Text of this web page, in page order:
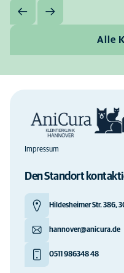
Alle
Impressum
Den Standort
Hildesheimer Str. 386,
hannover@anicura.de
0511 986348 48